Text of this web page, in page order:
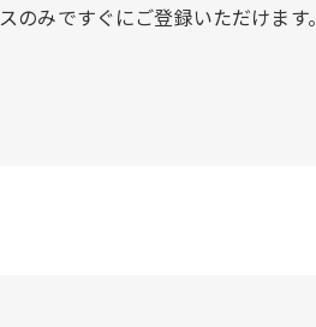
のみですぐにご登録いただけます。